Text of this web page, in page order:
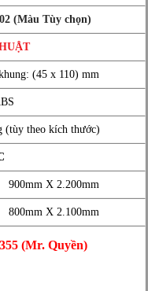
(Màu Tùy chọn)
(45 x 110) mm
(tùy theo kích thước)
900mm X 2.200mm
800mm X 2.100mm
(Mr. Quyền)